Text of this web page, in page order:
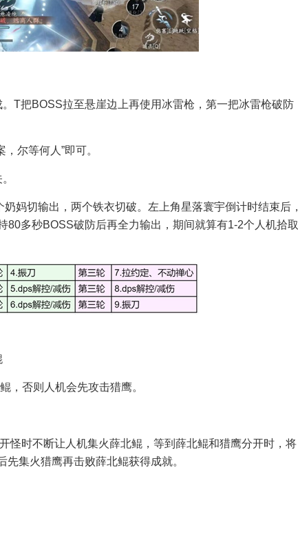
T把BOSS拉至悬崖边上再使用冰雷枪，第一把冰雷枪破防
尔等何人”即可。
妈切输出，两个铁衣切破。左上角星落寰宇倒计时结束后
80多秒BOSS破防后再全力输出，期间就算有1-2个人机拾取
，否则人机会先攻击猎鹰。
怪时不断让人机集火薛北鲲，等到薛北鲲和猎鹰分开时，将
先集火猎鹰再击败薛北鲲获得成就。